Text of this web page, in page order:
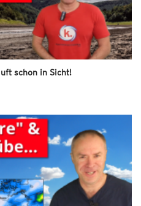
schon in Sicht!